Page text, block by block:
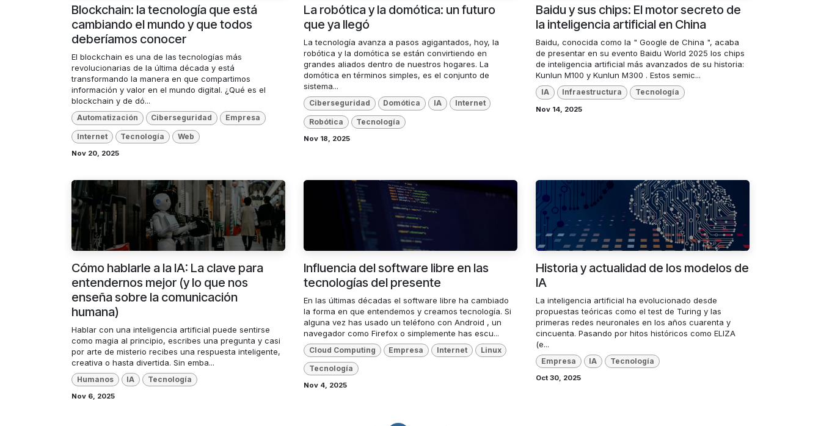
Blockchain: la tecnología que está
cambiando el mundo y que todos
deberíamos conocer
El blockchain es una de las tecnologías más
revolucionarias de la última década y está
transformando la manera en que compartimos
información y valor en el mundo digital. ¿Qué es el
blockchain y de dó...
Automatización Ciberseguridad Empresa
Internet Tecnología Web
Nov 20, 2025
La robótica y la domótica: un futuro
que ya llegó
La tecnología avanza a pasos agigantados, hoy, la
robótica y la domótica se están convirtiendo en
grandes aliados dentro de nuestros hogares. La
domótica en términos simples, es el conjunto de
sistema...
Ciberseguridad Domótica IA Internet
Robótica Tecnología
Nov 18, 2025
Baidu y sus chips: El motor secreto de
la inteligencia artificial en China
Baidu, conocida como la " Google de China ", acaba
de presentar en su evento Baidu World 2025 los chips
de inteligencia artificial más avanzados de su historia:
Kunlun M100 y Kunlun M300 . Estos semic...
IA Infraestructura Tecnología
Nov 14, 2025
Cómo hablarle a la IA: La clave para
entendernos mejor (y lo que nos
enseña sobre la comunicación
humana)
Hablar con una inteligencia artificial puede sentirse
como magia al principio, escribes una pregunta y casi
por arte de misterio recibes una respuesta inteligente,
creativa o hasta divertida. Sin emba...
Humanos IA Tecnología
Nov 6, 2025
Influencia del software libre en las
tecnologías del presente
En las últimas décadas el software libre ha cambiado
la forma en que entendemos y creamos tecnología. Si
alguna vez has usado un teléfono con Android , un
navegador como Firefox o simplemente has escu...
Cloud Computing Empresa Internet Linux
Tecnología
Nov 4, 2025
Historia y actualidad de los modelos de
IA
La inteligencia artificial ha evolucionado desde
propuestas teóricas como el test de Turing y las
primeras redes neuronales en los años cuarenta y
cincuenta. Pasando por hitos históricos como ELIZA
(e...
Empresa IA Tecnología
Oct 30, 2025